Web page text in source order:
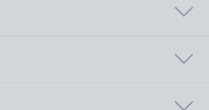
参画し、クライアントの作りたい